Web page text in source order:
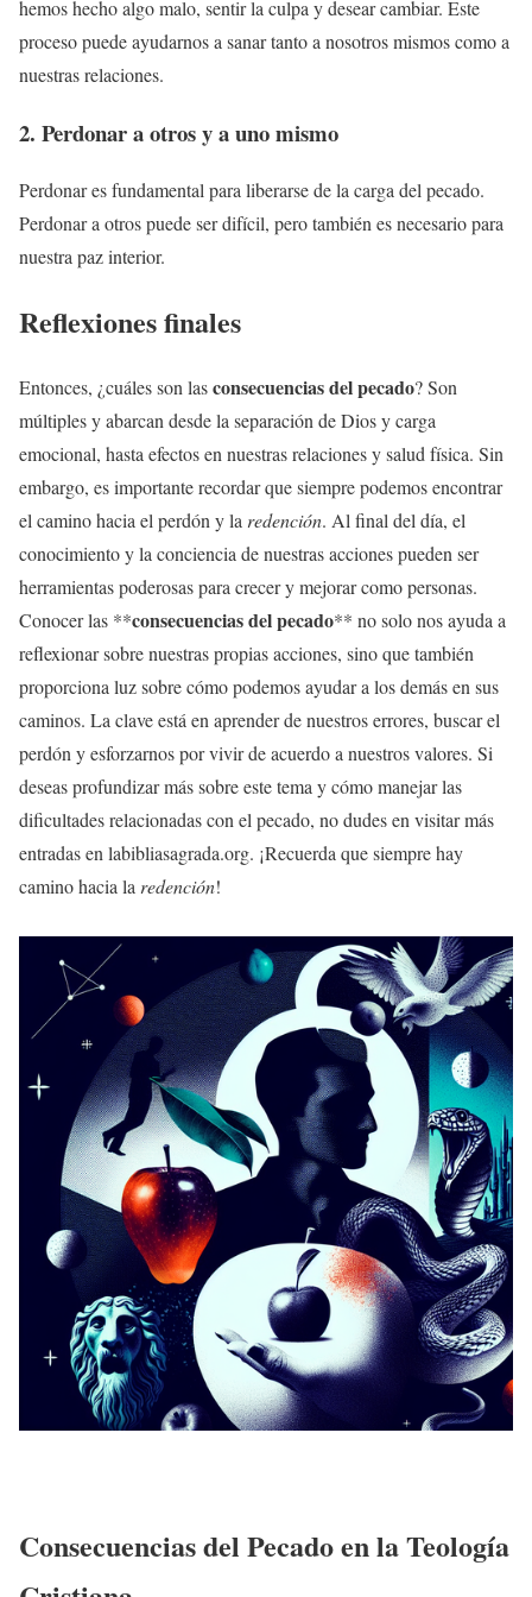
hemos hecho algo malo, sentir la culpa y desear cambiar. Este
proceso puede ayudarnos a sanar tanto a nosotros mismos como a
nuestras relaciones.
2. Perdonar a otros y a uno mismo
Perdonar es fundamental para liberarse de la carga del pecado.
Perdonar a otros puede ser difícil, pero también es necesario para
nuestra paz interior.
Reflexiones finales
Entonces, ¿cuáles son lasconsecuencias del pecado? Son
múltiples y abarcan desde la separación de Dios y carga
emocional, hasta efectos en nuestras relaciones y salud física. Sin
embargo, es importante recordar que siempre podemos encontrar
el camino hacia el perdón y la redención. Al final del día, el
conocimiento y la conciencia de nuestras acciones pueden ser
herramientas poderosas para crecer y mejorar como personas.
Conocer las **consecuencias del pecado** no solo nos ayuda a
reflexionar sobre nuestras propias acciones, sino que también
proporciona luz sobre cómo podemos ayudar a los demás en sus
caminos. La clave está en aprender de nuestros errores, buscar el
perdón y esforzarnos por vivir de acuerdo a nuestros valores. Si
deseas profundizar más sobre este tema y cómo manejar las
dificultades relacionadas con el pecado, no dudes en visitar más
entradas en labibliasagrada.org. ¡Recuerda que siempre hay
camino hacia la redención!
Consecuencias del Pecado en la Teología